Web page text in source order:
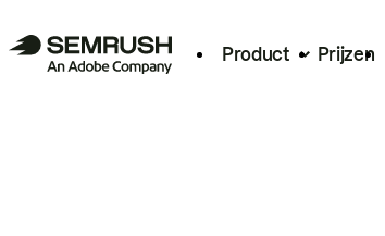
Product Prijzen